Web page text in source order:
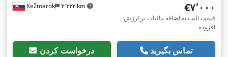
Kežmarok ۳٬۳۲۳ km ‎€۷٬۰۰۰
قیمت ثابت به اضافه مالیات بر ارزش
افزوده
درخواست کردن تماس بگیرید